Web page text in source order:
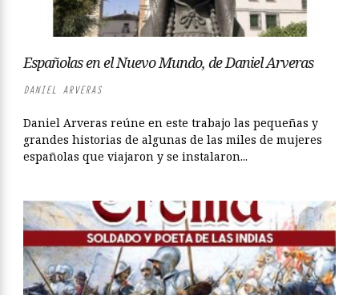
Españolas en el Nuevo Mundo, de Daniel Arveras
DANIEL ARVERAS
Daniel Arveras reúne en este trabajo las pequeñas y
grandes historias de algunas de las miles de mujeres
españolas que viajaron y se instalaron...